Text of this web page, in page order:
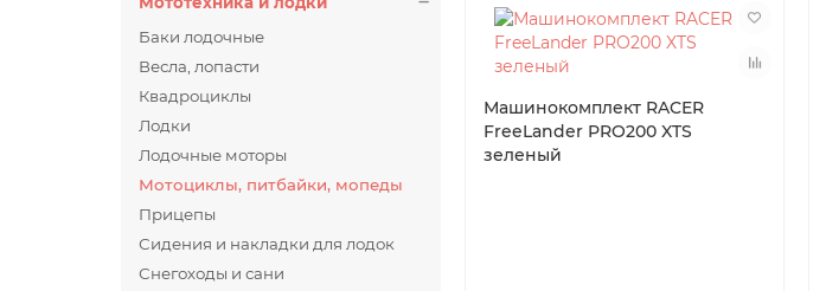
Баки лодочные
Весла, лопасти
Квадроциклы
Лодки
Лодочные моторы
Мотоциклы, питбайки, мопеды
Прицепы
Сидения и накладки для лодок
Снегоходы и сани
Машинокомплект RACER
FreeLander PRO200 XTS
зеленый